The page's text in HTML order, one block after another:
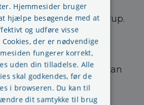
godt kan generalisere
Yrsa Andersen Hundrup.
at sygeplejersker
sundere og er lidt
Så andre kvinder kan
ramt,« slutter Yrsa
Hjemmesider bruger
hjælpe besøgende med at
og udføre visse
der er nødvendige
fungerer korrekt,
uden din tilladelse. Alle
skal godkendes, før de
i browseren. Du kan til
dit samtykke til brug